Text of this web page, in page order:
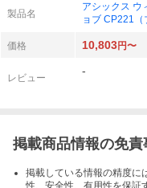
製品名
アシックス ウ
ョブ CP221（
価格 10,803円〜
レビュー
-
掲載商品情報の免
掲載している情報の精度に
性、安全性、有用性を保証